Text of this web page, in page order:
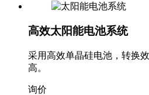
高效太阳能电池系统
采用高效单晶硅电池，转换
高。
询价